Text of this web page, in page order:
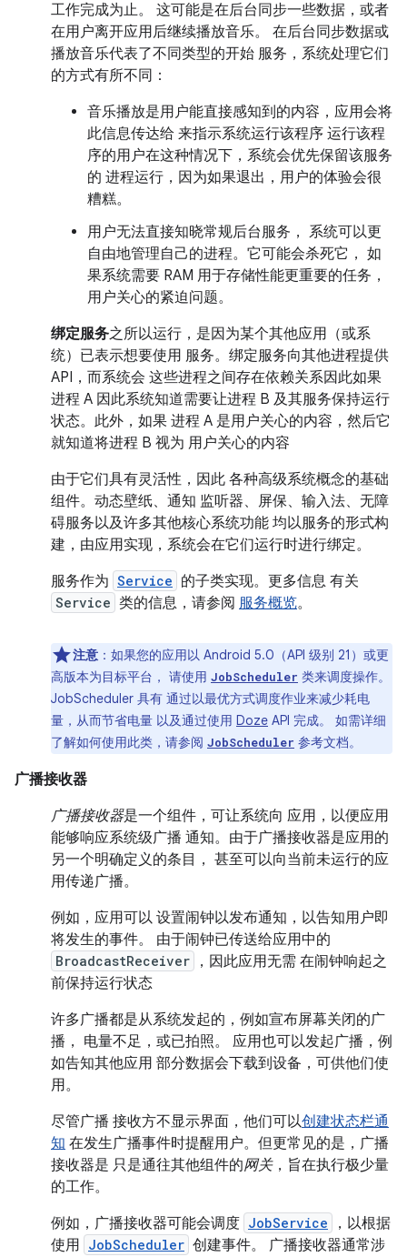
工作完成为止。 这可能是在后台同步一些数据，或者
在用户离开应用后继续播放音乐。 在后台同步数据或
播放音乐代表了不同类型的开始 服务，系统处理它们
的方式有所不同：
音乐播放是用户能直接感知到的内容，应用会将
此信息传达给 来指示系统运行该程序 运行该程
序的用户在这种情况下，系统会优先保留该服务
的 进程运行，因为如果退出，用户的体验会很
糟糕。
用户无法直接知晓常规后台服务， 系统可以更
自由地管理自己的进程。它可能会杀死它， 如
果系统需要 RAM 用于存储性能更重要的任务，
用户关心的紧迫问题。
绑定服务之所以运行，是因为某个其他应用（或系
统）已表示想要使用 服务。绑定服务向其他进程提供
API，而系统会 这些进程之间存在依赖关系因此如果
进程 A 因此系统知道需要让进程 B 及其服务保持运行
状态。此外，如果 进程 A 是用户关心的内容，然后它
就知道将进程 B 视为 用户关心的内容
由于它们具有灵活性，因此 各种高级系统概念的基础
组件。动态壁纸、通知 监听器、屏保、输入法、无障
碍服务以及许多其他核心系统功能 均以服务的形式构
建，由应用实现，系统会在它们运行时进行绑定。
服务作为 Service 的子类实现。更多信息 有关
Service 类的信息，请参阅 服务概览。
注意 ：如果您的应用以 Android 5.0（API 级别 21）或更
高版本为目标平台， 请使用 JobScheduler 类来调度操作。
JobScheduler 具有 通过以最优方式调度作业来减少耗电
量，从而节省电量 以及通过使用 Doze API 完成。 如需详细
了解如何使用此类，请参阅 JobScheduler 参考文档。
广播接收器
广播接收器是一个组件，可让系统向 应用，以便应用
能够响应系统级广播 通知。由于广播接收器是应用的
另一个明确定义的条目， 甚至可以向当前未运行的应
用传递广播。
例如，应用可以 设置闹钟以发布通知，以告知用户即
将发生的事件。 由于闹钟已传送给应用中的
BroadcastReceiver
，因此应用无需 在闹钟响起之
前保持运行状态
许多广播都是从系统发起的，例如宣布屏幕关闭的广
播， 电量不足，或已拍照。 应用也可以发起广播，例
如告知其他应用 部分数据会下载到设备，可供他们使
用。
尽管广播 接收方不显示界面，他们可以创建状态栏通
知 在发生广播事件时提醒用户。但更常见的是，广播
接收器是 只是通往其他组件的网关，旨在执行极少量
的工作。
例如，广播接收器可能会调度 JobService
，以根据
使用 JobScheduler 创建事件。 广播接收器通常涉